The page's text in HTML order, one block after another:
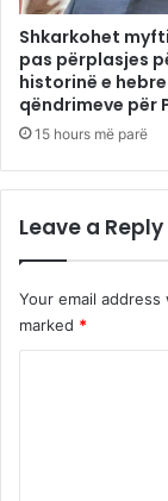
Shkarkohet
pas përplasjes
historinë e
qëndrimeve për
15 hours më parë
Leave a Reply
Your email
marked *